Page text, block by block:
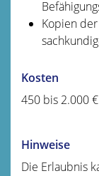
Kopien
Kosten
450 bis 2.000 €
Hinweise
Die Erlaubnis